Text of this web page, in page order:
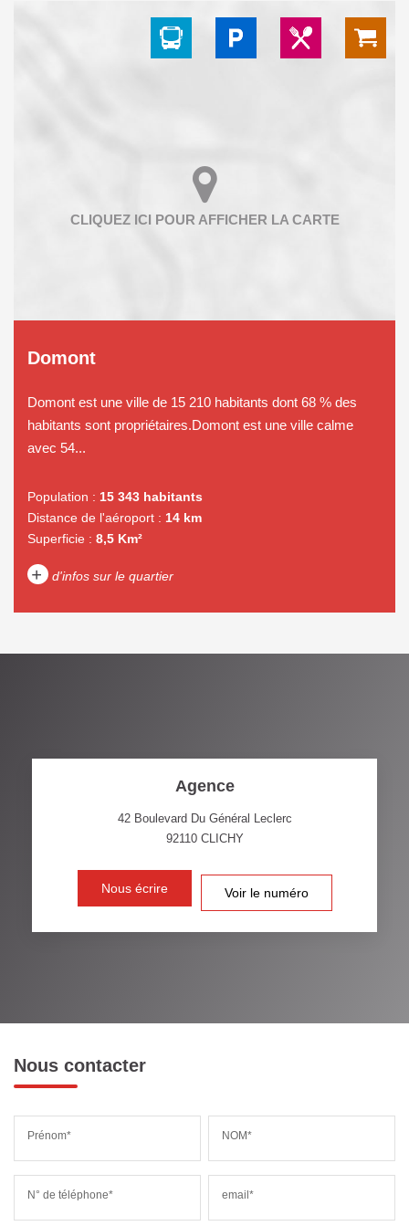
Domont
Domont est une ville de 15 210 habitants dont 68 % des
habitants sont propriétaires.Domont est une ville calme
avec 54...
Population : 15 343 habitants
Distance de l'aéroport : 14 km
Superficie : 8,5 Km²
+ d'infos sur le quartier
PART DES MÉNAGES SANS
VOITURE
ECOLES ET CRÈCHES
Agence
42 Boulevard Du Général Leclerc
92110 CLICHY
Nous écrire Voir le numéro
Nous contacter
Prénom* NOM*
N° de téléphone* email*